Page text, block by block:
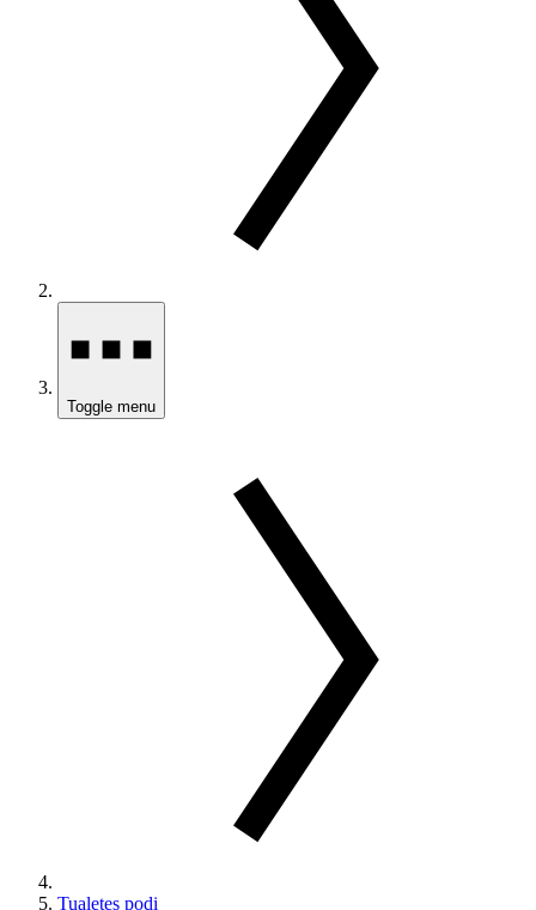
Toggle menu
Tualetes podi